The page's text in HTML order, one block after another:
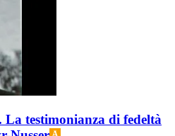
testimonianza di fedeltà